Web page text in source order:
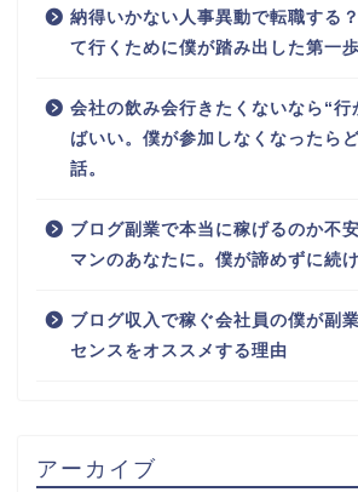
納得いかない人事異動で転職する
て行くために僕が踏み出した第一
会社の飲み会行きたくないなら“行
ばいい。僕が参加しなくなったら
話。
ブログ副業で本当に稼げるのか不
マンのあなたに。僕が諦めずに続け
ブログ収入で稼ぐ会社員の僕が副
センスをオススメする理由
アーカイブ